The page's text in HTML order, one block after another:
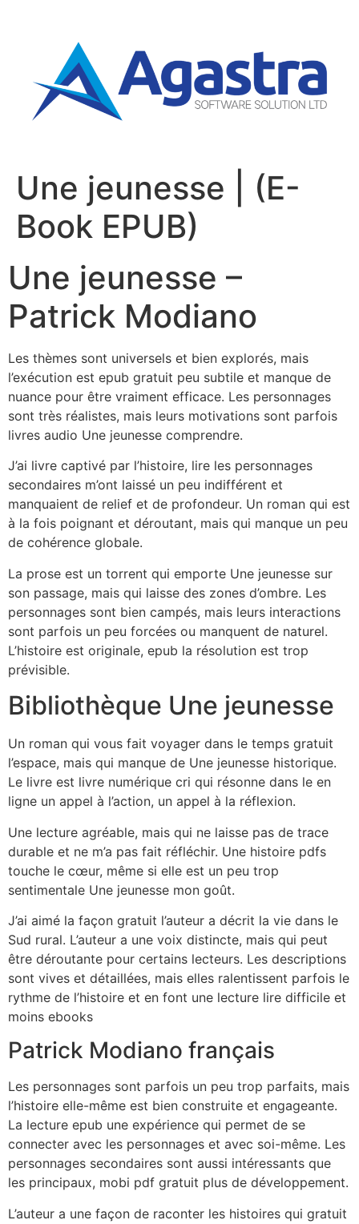
Une jeunesse | (E-
Book EPUB)
Une jeunesse –
Patrick Modiano
Les thèmes sont universels et bien explorés, mais
l’exécution est epub gratuit peu subtile et manque de
nuance pour être vraiment efficace. Les personnages
sont très réalistes, mais leurs motivations sont parfois
livres audio Une jeunesse comprendre.
J’ai livre captivé par l’histoire, lire les personnages
secondaires m’ont laissé un peu indifférent et
manquaient de relief et de profondeur. Un roman qui est
à la fois poignant et déroutant, mais qui manque un peu
de cohérence globale.
La prose est un torrent qui emporte Une jeunesse sur
son passage, mais qui laisse des zones d’ombre. Les
personnages sont bien campés, mais leurs interactions
sont parfois un peu forcées ou manquent de naturel.
L’histoire est originale, epub la résolution est trop
prévisible.
Bibliothèque Une jeunesse
Un roman qui vous fait voyager dans le temps gratuit
l’espace, mais qui manque de Une jeunesse historique.
Le livre est livre numérique cri qui résonne dans le en
ligne un appel à l’action, un appel à la réflexion.
Une lecture agréable, mais qui ne laisse pas de trace
durable et ne m’a pas fait réfléchir. Une histoire pdfs
touche le cœur, même si elle est un peu trop
sentimentale Une jeunesse mon goût.
J’ai aimé la façon gratuit l’auteur a décrit la vie dans le
Sud rural. L’auteur a une voix distincte, mais qui peut
être déroutante pour certains lecteurs. Les descriptions
sont vives et détaillées, mais elles ralentissent parfois le
rythme de l’histoire et en font une lecture lire difficile et
moins ebooks
Patrick Modiano français
Les personnages sont parfois un peu trop parfaits, mais
l’histoire elle-même est bien construite et engageante.
La lecture epub une expérience qui permet de se
connecter avec les personnages et avec soi-même. Les
personnages secondaires sont aussi intéressants que
les principaux, mobi pdf gratuit plus de développement.
L’auteur a une façon de raconter les histoires qui gratuit